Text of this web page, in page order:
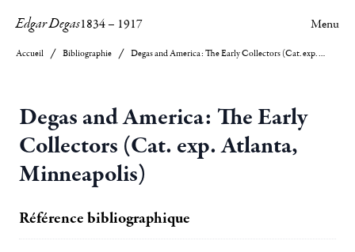
Edgar Degas1834– 1917 Menu
Accueil Bibliographie Degas and America: The Early Collectors (Cat. exp. Atlanta, Minneapolis)
Degas and America: The Early
Collectors (Cat. exp. Atlanta,
Minneapolis)
Référence bibliographique